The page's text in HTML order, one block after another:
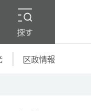
探す
区政情報